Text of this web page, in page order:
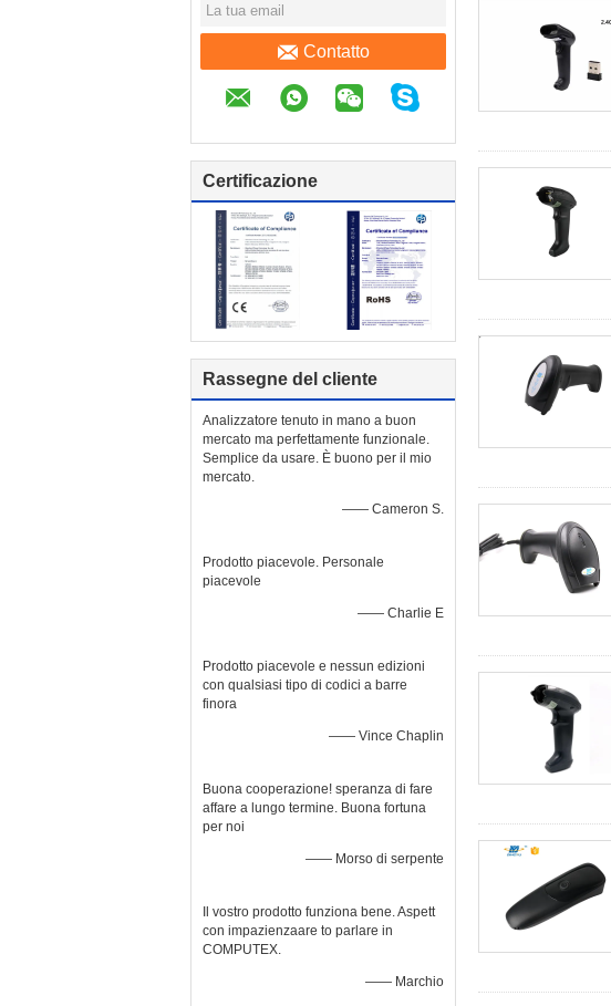
Contatto
Certificazione
Rassegne del cliente
Analizzatore tenuto in mano a buon
mercato ma perfettamente funzionale.
Semplice da usare. È buono per il mio
mercato.
—— Cameron S.
Prodotto piacevole. Personale
piacevole
—— Charlie E
Prodotto piacevole e nessun edizioni
con qualsiasi tipo di codici a barre
finora
—— Vince Chaplin
Buona cooperazione! speranza di fare
affare a lungo termine. Buona fortuna
per noi
—— Morso di serpente
Il vostro prodotto funziona bene. Aspett
con impazienzaare to parlare in
COMPUTEX.
—— Marchio